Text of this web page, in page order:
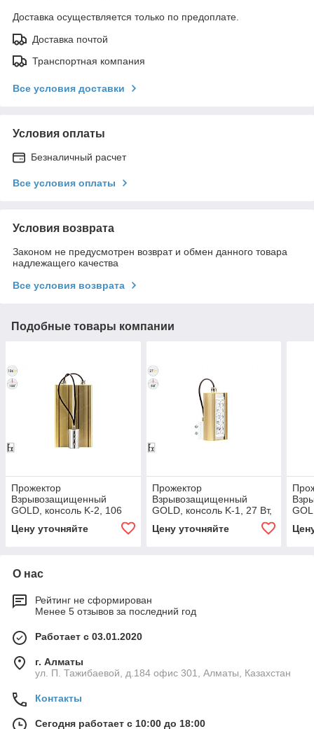
Доставка осуществляется только по предоплате.
Доставка почтой
Транспортная компания
Все условия доставки
Условия оплаты
Безналичный расчет
Все условия оплаты
Условия возврата
Законом не предусмотрен возврат и обмен данного товара
надлежащего качества
Все условия возврата
Подобные товары компании
Прожектор
Взрывозащищенный
GOLD, консоль K-2, 106
Цену уточняйте
Прожектор
Взрывозащищенный
GOLD, консоль K-1, 27 Вт,
Цену уточняйте
О нас
Рейтинг не сформирован
Менее 5 отзывов за последний год
Работает с 03.01.2020
г. Алматы
ул. П. Тажибаевой, д.184 офис 301, Алматы, Казахстан
Контакты
Сегодня работает с 10:00 до 18:00